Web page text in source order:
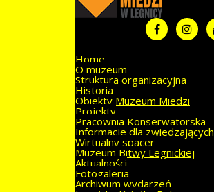
Home
O muzeum
Struktura organizacyjna
Historia
Obiekty Muzeum Miedzi
Projekty
Pracownia Konserwatorska
Informacje dla zwiedzających
Wirtualny spacer
Muzeum Bitwy Legnickiej
Aktualności
Fotogaleria
Archiwum wydarzeń